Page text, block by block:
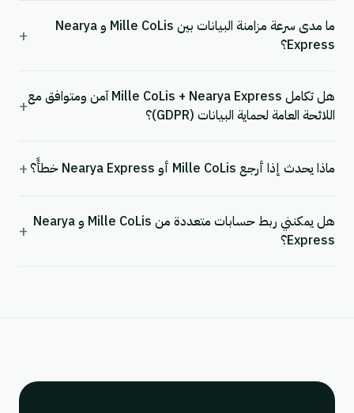
ما مدى سرعة مزامنة البيانات بين Mille CoLis و Nearya
Express؟
+
هل تكامل Mille CoLis + Nearya Express آمن ومتوافق مع
اللائحة العامة لحماية البيانات (GDPR)؟
+
ماذا يحدث إذا أرجع Mille CoLis أو Nearya Express خطأً؟ +
هل يمكنني ربط حسابات متعددة من Mille CoLis و Nearya
Express؟
+